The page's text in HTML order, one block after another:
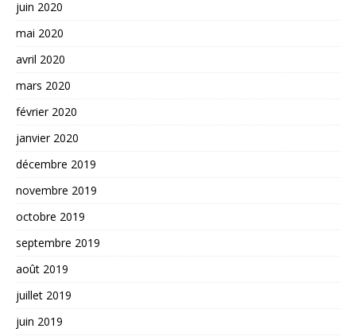
juin 2020
mai 2020
avril 2020
mars 2020
février 2020
janvier 2020
décembre 2019
novembre 2019
octobre 2019
septembre 2019
août 2019
juillet 2019
juin 2019